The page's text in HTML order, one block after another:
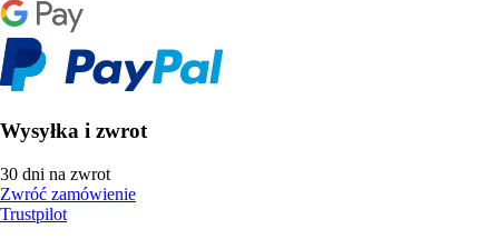
Wysyłka i zwrot
30 dni na zwrot
Zwróć zamówienie
Trustpilot